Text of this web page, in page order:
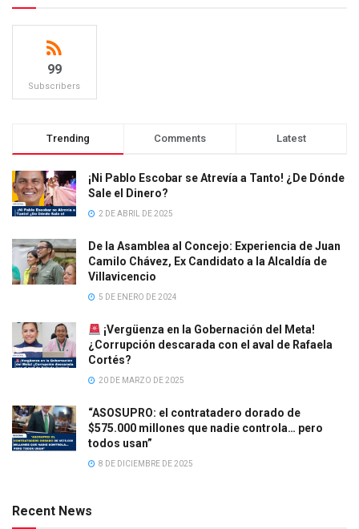
99
Subscribers
Trending Comments Latest
¡Ni Pablo Escobar se Atrevía a Tanto! ¿De Dónde
Sale el Dinero?
2 DE ABRIL DE 2025
De la Asamblea al Concejo: Experiencia de Juan
Camilo Chávez, Ex Candidato a la Alcaldía de
Villavicencio
5 DE ENERO DE 2024
¡Vergüenza en la Gobernación del Meta!
¿Corrupción descarada con el aval de Rafaela
Cortés?
20 DE MARZO DE 2025
“ASOSUPRO: el contratadero dorado de
$575.000 millones que nadie controla… pero
todos usan”
8 DE DICIEMBRE DE 2025
Recent News